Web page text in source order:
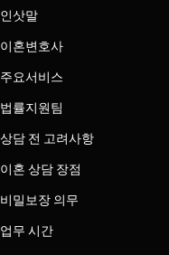
인삿말
이혼변호사
주요서비스
법률지원팀
상담 전 고려사항
이혼 상담 장점
비밀보장 의무
업무 시간